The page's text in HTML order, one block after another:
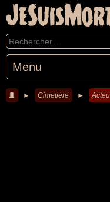
Menu
► Cimetière ►